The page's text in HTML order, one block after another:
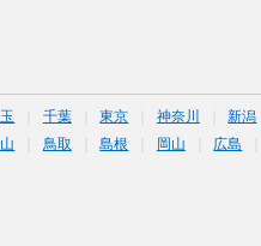
千葉 東京 神奈川 新潟
鳥取 島根 岡山 広島